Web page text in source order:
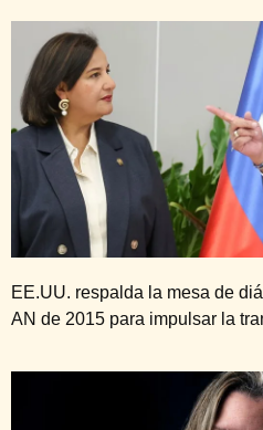
EE.UU. respalda la mesa de
AN de 2015 para impulsar la